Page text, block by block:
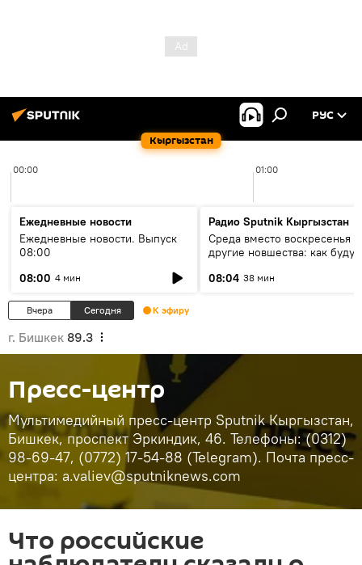
Кыргызстан
РУС
00:00 01:00
Ежедневные новости
Ежедневные новости. Выпуск
08:00
08:00 4 мин
Радио Sputnik Кыргызстан
Среда вместо воскресенья и
другие новшества: как будут
08:04 38 мин
Вчера Сегодня К эфиру
г. Бишкек 89.3
Пресс-центр
Мультимедийный пресс-центр Sputnik Кыргызстан,
Бишкек, проспект Эркиндик, 46. Телефоны: (0312)
98-69-47, (0772) 17-54-88 (Telegram). Почта пресс-
центра: a.valiev@sputniknews.com
Что российские